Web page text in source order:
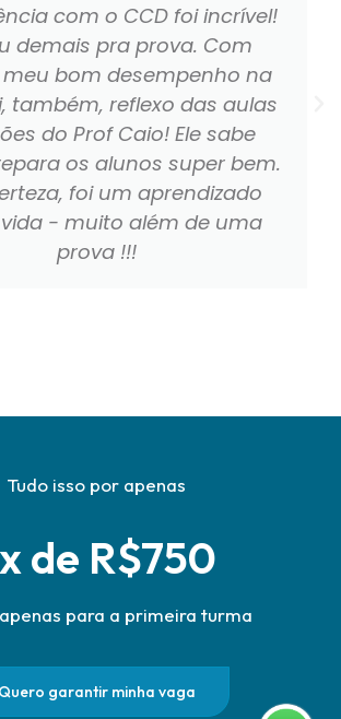
com o CCD foi incrível!
demais pra prova. Com
meu bom desempenho na
também, reflexo das aulas
do Prof Caio! Ele sabe
os alunos super bem.
foi um aprendizado
- muito além de uma
prova !!!
Tudo isso por apenas
de R$750
para a primeira turma
Quero garantir minha vaga